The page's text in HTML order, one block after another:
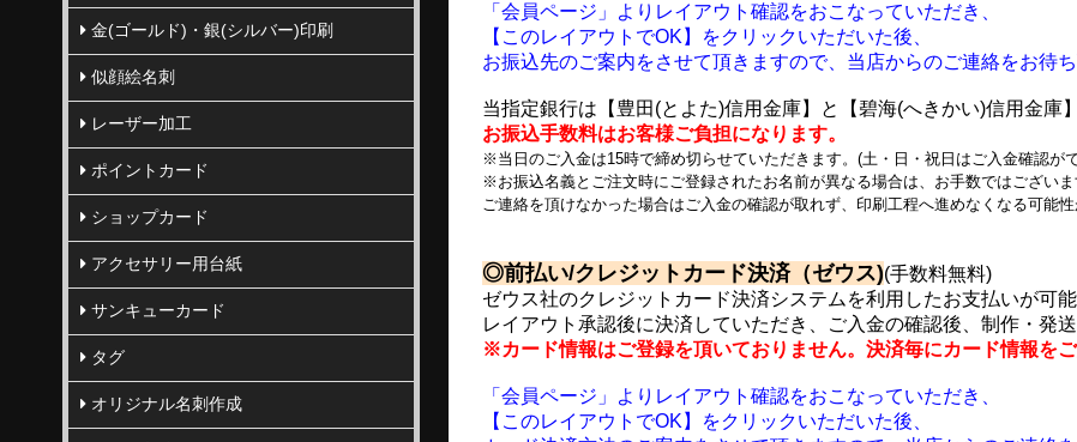
「会員ページ」よりレイアウト確認をおこなっていただき、
【このレイアウトでOK】をクリックいただいた後、
お振込先のご案内をさせて頂きますので、当店からのご連絡をお待ち
当指定銀行は【豊田(とよた)信用金庫】と 【碧海(へきかい)信用金庫】
お振込手数料はお客様ご負担になります。
※当日のご入金は15時で締め切らせていただきます。(土・日・祝日はご入金確認が
※お振込名義とご注文時にご登録されたお名前が異なる場合は、お手数ではございま
ご連絡を頂けなかった場合はご入金の確認が取れず、印刷工程へ進めなくなる可能性
◎前払い/クレジットカード決済（ゼウス)(手数料無料)
ゼウス社のクレジットカード決済システムを利用したお支払いが可能
レイアウト承認後に決済していただき、ご入金の確認後、制作・発送
※カード情報はご登録を頂いておりません。決済毎にカード情報を
「会員ページ」よりレイアウト確認をおこなっていただき、
【このレイアウトでOK】をクリックいただいた後、
金(ゴールド)・銀(シルバー)印刷
似顔絵名刺
レーザー加工
ポイントカード
ショップカード
アクセサリー用台紙
サンキューカード
タグ
オリジナル名刺作成